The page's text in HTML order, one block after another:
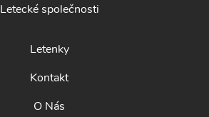
Letecké společnosti
Letenky
Kontakt
O Nás